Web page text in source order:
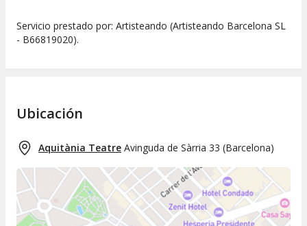
Servicio prestado por: Artisteando (Artisteando Barcelona SL
- B66819020).
Ubicación
Aquitània Teatre Avinguda de Sàrria 33 (Barcelona)